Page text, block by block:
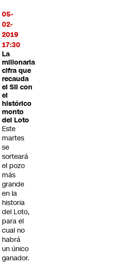
05-
02-
2019
17:30
La
millonaria
cifra que
recauda
el SII con
el
histórico
monto
del Loto
Este
martes
se
sorteará
el pozo
más
grande
en la
historia
del Loto,
para el
cual no
habrá
un único
ganador.